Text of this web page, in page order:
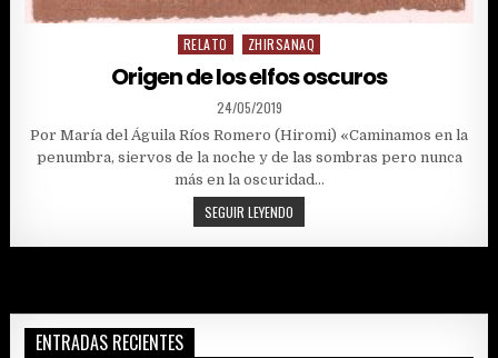
Posted
RELATO ZHIRSANAQ
Origen de los elfos oscuros
PUBLISHED
DATE:
24/05/2019
Por María del Águila Ríos Romero (Hiromi) «Caminamos en la
penumbra, siervos de la noche y de las sombras pero nunca
más en la oscuridad…
SEGUIR LEYENDO
DE
LOS
ENTRADAS RECIENTES